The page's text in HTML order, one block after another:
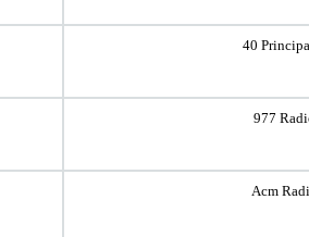
40
977
Acm